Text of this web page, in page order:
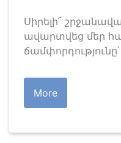
Սիրելի՜
ավարտվեց մեր
More